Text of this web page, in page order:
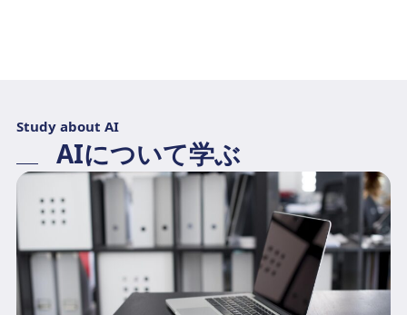
Study about AI
AIについて学ぶ